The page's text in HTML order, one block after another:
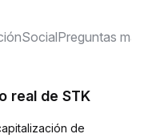
SocialPreguntas
real de STK
de